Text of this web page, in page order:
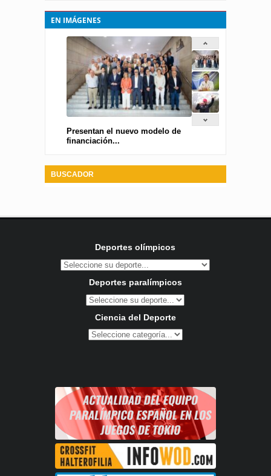
EN IMÁGENES
Presentan el nuevo modelo de
financiación...
BUSCADOR
Deportes olímpicos
Deportes paralímpicos
Ciencia del Deporte